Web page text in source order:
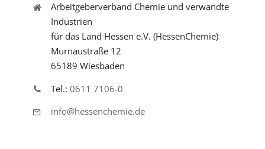
Arbeitgeberverband Chemie und verwandte
Industrien
für das Land Hessen e.V. (HessenChemie)
Murnaustraße 12
65189 Wiesbaden
Tel.: 0611 7106-0
info@hessenchemie.de